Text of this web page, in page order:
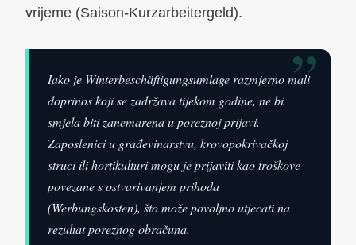
vrijeme (Saison-Kurzarbeitergeld).
”
Iako je Winterbeschäftigungsumlage razmjerno mali
doprinos koji se zadržava tijekom godine, ne bi
smjela biti zanemarena u poreznoj prijavi.
Zaposlenici u građevinarstvu, krovopokrivačkoj
struci ili hortikulturi mogu je prijaviti kao troškove
povezane s ostvarivanjem prihoda
(Werbungskosten), što može povoljno utjecati na
rezultat poreznog obračuna.